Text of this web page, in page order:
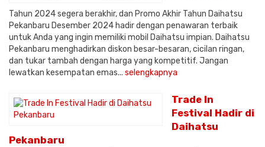
Tahun 2024 segera berakhir, dan Promo Akhir Tahun Daihatsu
Pekanbaru Desember 2024 hadir dengan penawaran terbaik
untuk Anda yang ingin memiliki mobil Daihatsu impian. Daihatsu
Pekanbaru menghadirkan diskon besar-besaran, cicilan ringan,
dan tukar tambah dengan harga yang kompetitif. Jangan
lewatkan kesempatan emas... selengkapnya
Trade In
Festival Hadir di
Daihatsu
Pekanbaru